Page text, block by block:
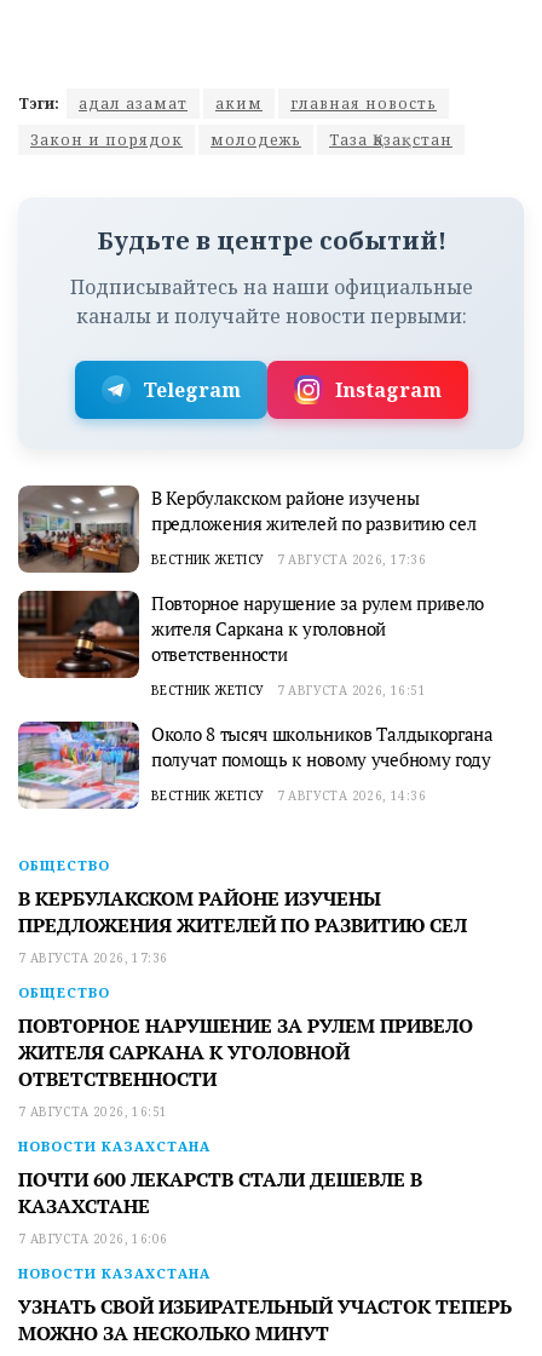
Тэги: адал азамат аким
главная новость
Закон и порядок
молодежь Таза Қазақстан
Будьте в центре событий!
Подписывайтесь на наши официальные
каналы и получайте новости первыми:
Telegram Instagram
В Кербулакском районе изучены
предложения жителей по развитию сел
ВЕСТНИК ЖЕТІСУ 7 АВГУСТА 2026, 17:36
Повторное нарушение за рулем привело
жителя Саркана к уголовной
ответственности
ВЕСТНИК ЖЕТІСУ 7 АВГУСТА 2026, 16:51
Около 8 тысяч школьников Талдыкоргана
получат помощь к новому учебному году
ВЕСТНИК ЖЕТІСУ 7 АВГУСТА 2026, 14:36
ОБЩЕСТВО
В КЕРБУЛАКСКОМ РАЙОНЕ ИЗУЧЕНЫ
ПРЕДЛОЖЕНИЯ ЖИТЕЛЕЙ ПО РАЗВИТИЮ СЕЛ
7 АВГУСТА 2026, 17:36
ОБЩЕСТВО
ПОВТОРНОЕ НАРУШЕНИЕ ЗА РУЛЕМ ПРИВЕЛО
ЖИТЕЛЯ САРКАНА К УГОЛОВНОЙ
ОТВЕТСТВЕННОСТИ
7 АВГУСТА 2026, 16:51
НОВОСТИ КАЗАХСТАНА
ПОЧТИ 600 ЛЕКАРСТВ СТАЛИ ДЕШЕВЛЕ В
КАЗАХСТАНЕ
7 АВГУСТА 2026, 16:06
НОВОСТИ КАЗАХСТАНА
УЗНАТЬ СВОЙ ИЗБИРАТЕЛЬНЫЙ УЧАСТОК ТЕПЕРЬ
МОЖНО ЗА НЕСКОЛЬКО МИНУТ